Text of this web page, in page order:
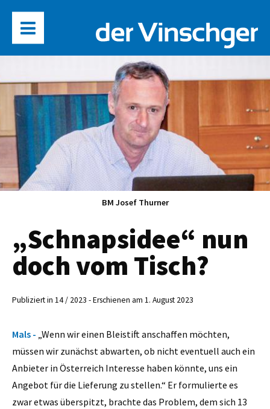
BM Josef Thurner
„Schnapsidee“ nun
doch vom Tisch?
Publiziert in 14 / 2023 - Erschienen am 1. August 2023
Mals - „Wenn wir einen Bleistift anschaffen möchten,
müssen wir zunächst abwarten, ob nicht eventuell auch ein
Anbieter in Österreich Interesse haben könnte, uns ein
Angebot für die Lieferung zu stellen.“ Er formulierte es
zwar etwas überspitzt, brachte das Problem, dem sich 13